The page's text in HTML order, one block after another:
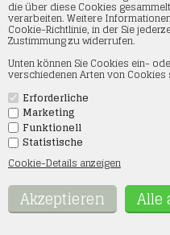
die über diese Cookies
verarbeiten. Weitere
Cookie-Richtlinie, in der Sie
Zustimmung zu widerrufen.
Unten können Sie Cookies ein-
verschiedenen Arten von Cookies
Erforderliche
Marketing
Funktionell
Statistische
Cookie-Details anzeigen
Entdecken Sie unser
Beflockungsmaterialien –
kreative Projekte. Unsere
verschiedenen Farben
Farbton für Ihr Projekt
oder andere
verleihen Ihren Kreationen
lebendig wirken. Shoppen Sie
Webshop und finden Sie alles,
beeindruckender und